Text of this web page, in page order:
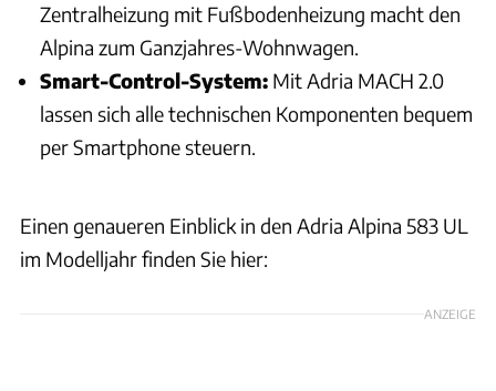
Zentralheizung mit Fußbodenheizung macht den
Alpina zum Ganzjahres-Wohnwagen.
Smart-Control-System: Mit Adria MACH 2.0
lassen sich alle technischen Komponenten bequem
per Smartphone steuern.
Einen genaueren Einblick in den Adria Alpina 583 UL
im Modelljahr finden Sie hier:
ANZEIGE